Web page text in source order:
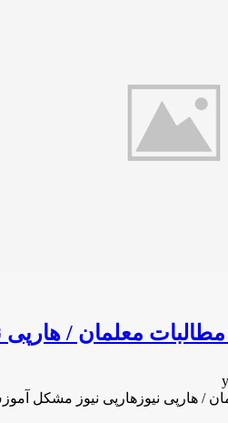
معلمان / هارپی
/ هارپی نیوزهارپی نیوز مشکل